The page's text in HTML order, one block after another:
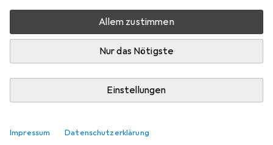
Allem zustimmen
Nur das Nötigste
Einstellungen
Impressum Datenschutzerklärung